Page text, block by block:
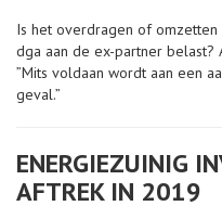
Is het overdragen of
dga aan de ex-partner belast?
”Mits voldaan wordt aan een
geval.”
ENERGIEZUINIG
AFTREK IN 2019